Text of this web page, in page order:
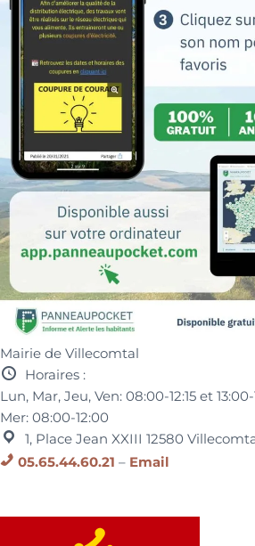
Mairie de Villecomtal
Horaires :
Lun, Mar, Jeu, Ven:08:00-12:15 et
Mer:08:00-12:00
1, Place Jean XXIII 12580
05.65.44.60.21 – Email